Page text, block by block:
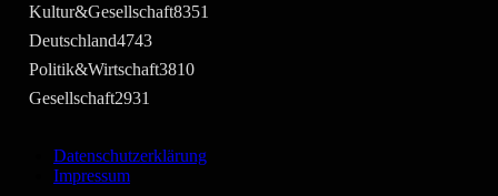
Kultur&Gesellschaft8351
Deutschland4743
Politik&Wirtschaft3810
Gesellschaft2931
Datenschutzerklärung
Impressum